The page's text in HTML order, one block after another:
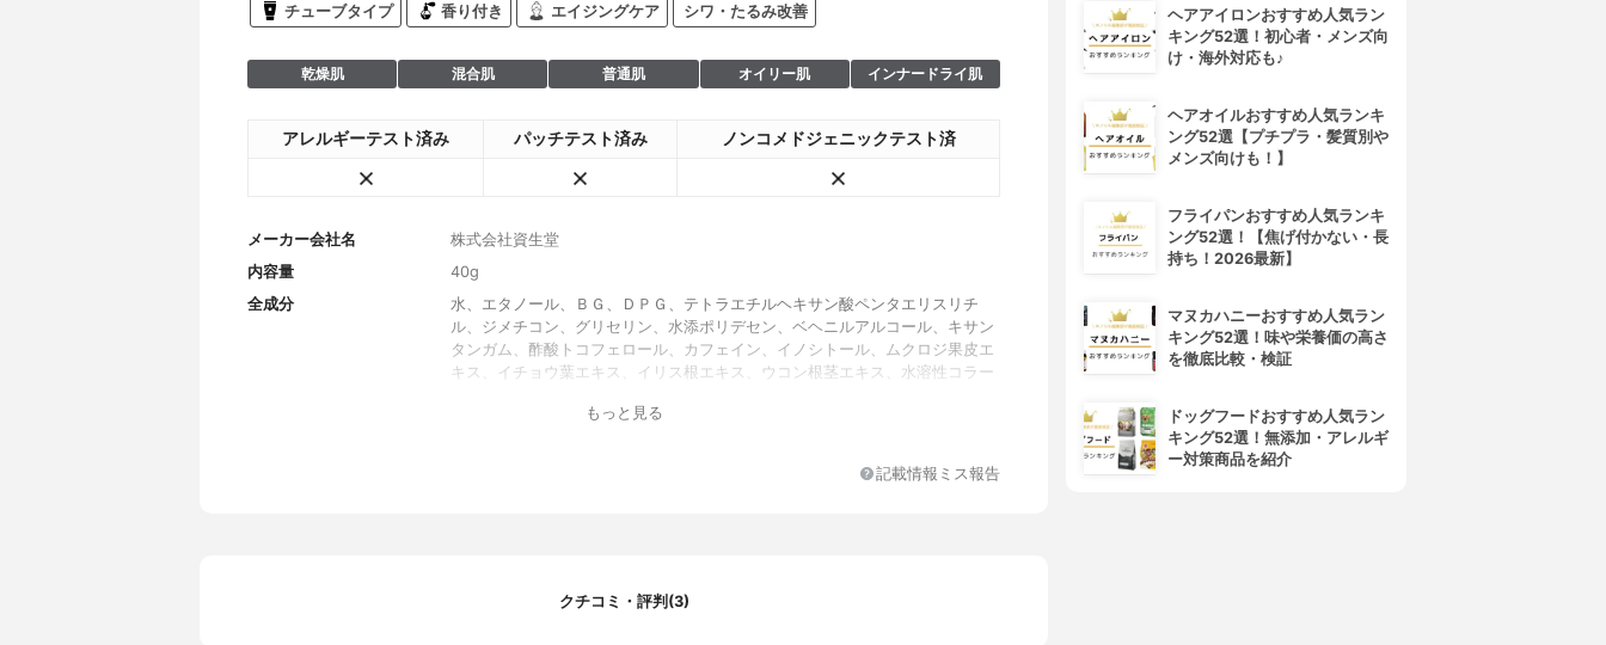
チューブタイプ 香り付き エイジングケア シワ・たるみ改善
乾燥肌 混合肌 普通肌 オイリー肌 インナードライ肌
アレルギーテスト済み パッチテスト済み ノンコメドジェニックテスト済
メーカー会社名
株式会社資生堂
内容量
40g
全成分
水、エタノール、ＢＧ、ＤＰＧ、テトラエチルヘキサン酸ペンタエリスリチ
ル、ジメチコン、グリセリン、水添ポリデセン、ベヘニルアルコール、キサン
タンガム、酢酸トコフェロール、カフェイン、イノシトール、ムクロジ果皮エ
キス、イチョウ葉エキス、イリス根エキス、ウコン根茎エキス、水溶性コラー
アルコール、ワセリン、カルボマー、ＴＥＡ、ＥＤＴＡ－２Ｎａ、トコフェロ
もっと見る
記載情報ミス報告
クチコミ・評判(3)
ヘアアイロンおすすめ人気ラン
キング52選！初心者・メンズ向
け・海外対応も♪
ヘアオイルおすすめ人気ランキ
ング52選【プチプラ・髪質別や
メンズ向けも！】
フライパンおすすめ人気ランキ
ング52選！【焦げ付かない・長
持ち！2026最新】
マヌカハニーおすすめ人気ラン
キング52選！味や栄養価の高さ
を徹底比較・検証
ドッグフードおすすめ人気ラン
キング52選！無添加・アレルギ
ー対策商品を紹介